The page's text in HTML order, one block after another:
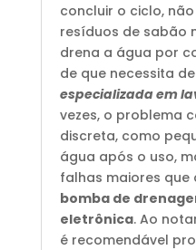
concluir o ciclo,
resíduos de sabão
drena a água por
de que necessita de
especializada em
vezes, o problema
discreta, como
água após o uso,
falhas maiores
bomba de
eletrônica. Ao
é recomendável